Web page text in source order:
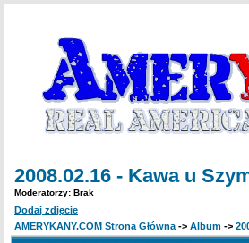
2008.02.16 - Kawa u
Moderatorzy: Brak
Dodaj zdjęcie
AMERYKANY.COM Strona Główna -> Album ->